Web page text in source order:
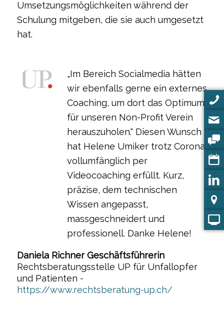
Umsetzungsmöglichkeiten während der
Schulung mitgeben, die sie auch umgesetzt
hat.
„Im Bereich Socialmedia hätten
wir ebenfalls gerne ein externes
Coaching, um dort das Optimum
für unseren Non-Profit Verein
herauszuholen." Diesen Wunsch
hat Helene Umiker trotz Corona
vollumfänglich per
Videocoaching erfüllt. Kurz,
präzise, dem technischen
Wissen angepasst,
massgeschneidert und
professionell. Danke Helene!
Daniela Richner Geschäftsführerin
Rechtsberatungsstelle UP für Unfallopfer
und Patienten -
https://www.rechtsberatung-up.ch/